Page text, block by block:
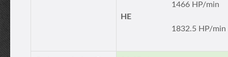
1466 HP/min
HE
1832.5 HP/min